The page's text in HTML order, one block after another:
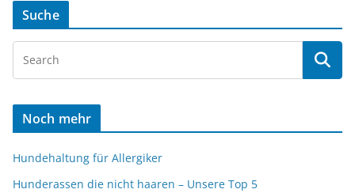
Suche
Noch mehr
Hundehaltung für Allergiker
Hunderassen die nicht haaren – Unsere Top 5